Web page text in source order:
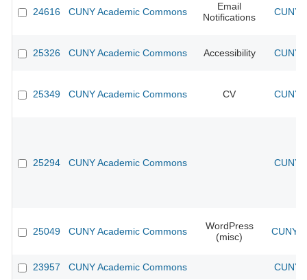
24616 CUNY Academic Commons
Email
Notifications
CUNY
25326 CUNY Academic Commons Accessibility CUNY
25349 CUNY Academic Commons CV CUNY
25294 CUNY Academic Commons CUNY
25049 CUNY Academic Commons
WordPress
(misc)
CUNY
23957 CUNY Academic Commons CUNY